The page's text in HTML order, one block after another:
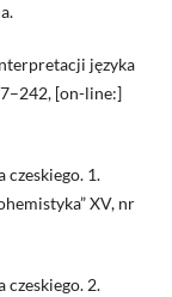
języka
[on-line:]
czeskiego. 1.
XV, nr
czeskiego. 2.